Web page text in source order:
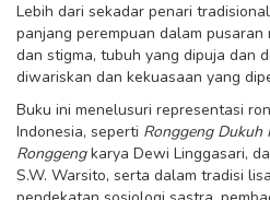
Lebih dari sekadar penari
panjang perempuan dalam
dan stigma, tubuh yang dipuja dan
diwariskan dan kekuasaan yang
Buku ini menelusuri representasi
Indonesia, seperti Ronggeng Dukuh
Ronggengkarya Dewi Linggasari,
S.W. Warsito, serta dalam tradisi